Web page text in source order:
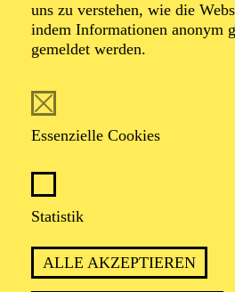
uns zu verstehen, wie die
indem Informationen anonym
gemeldet werden.
Essenzielle Cookies
Statistik
ALLE AKZEPTIEREN
von Christoph Frick, Lothar
der Essener
05. Juni 2026